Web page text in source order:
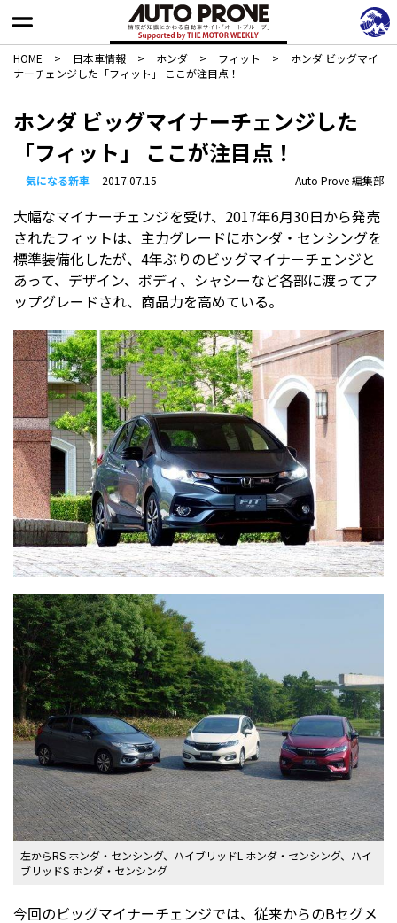
HOME > 日本車情報​ > ホンダ > フィット >
ホンダ ビッグマイ
ナーチェンジした「フィット」 ここが注目点！
ホンダ ビッグマイナーチェンジした
「フィット」 ここが注目点！
気になる新車 2017.07.15 Auto Prove 編集部
大幅なマイナーチェンジを受け、2017年6月30日から発売
されたフィットは、主力グレードにホンダ・センシングを
標準装備化したが、4年ぶりのビッグマイナーチェンジと
あって、デザイン、ボディ、シャシーなど各部に渡ってア
ップグレードされ、商品力を高めている。
左からRS ホンダ・センシング、ハイブリッドL ホンダ・センシング、ハイ
ブリッドS ホンダ・センシング
今回のビッグマイナーチェンジでは、従来からのBセグメ